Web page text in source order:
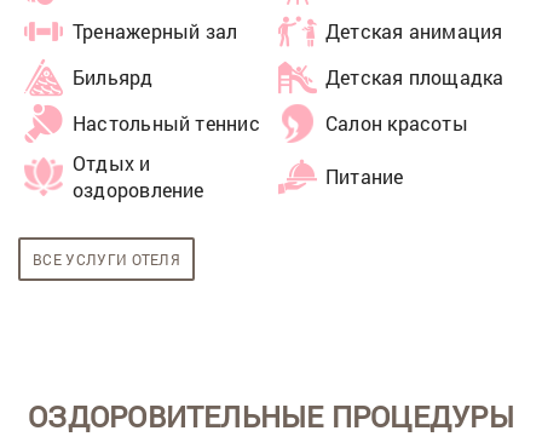
Тренажерный зал
Детская анимация
Бильярд
Детская площадка
Настольный теннис
Салон красоты
Отдых и
оздоровление
Питание
ВСЕ УСЛУГИ ОТЕЛЯ
ОЗДОРОВИТЕЛЬНЫЕ ПРОЦЕДУРЫ